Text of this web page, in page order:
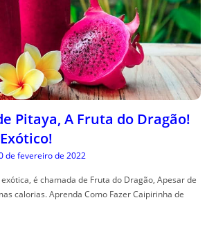
Pitaya, A Fruta do Dragão!
de fevereiro de 2022
é chamada de Fruta do Dragão, Apesar de
calorias. Aprenda Como Fazer Caipirinha de